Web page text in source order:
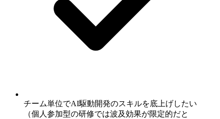
チーム単位でAI駆動開発のスキルを底上げしたい
（個人参加型の研修では波及効果が限定的だと